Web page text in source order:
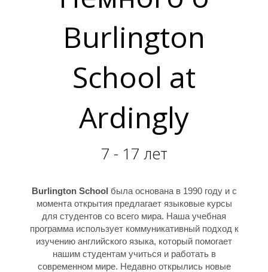
Burlington
School at
Ardingly
7 - 17 лет
Burlington School была основана в 1990 году и с
момента открытия предлагает языковые курсы
для студентов со всего мира. Наша учебная
программа использует коммуникативный подход к
изучению английского языка, который помогает
нашим студентам учиться и работать в
современном мире. Недавно открылись новые